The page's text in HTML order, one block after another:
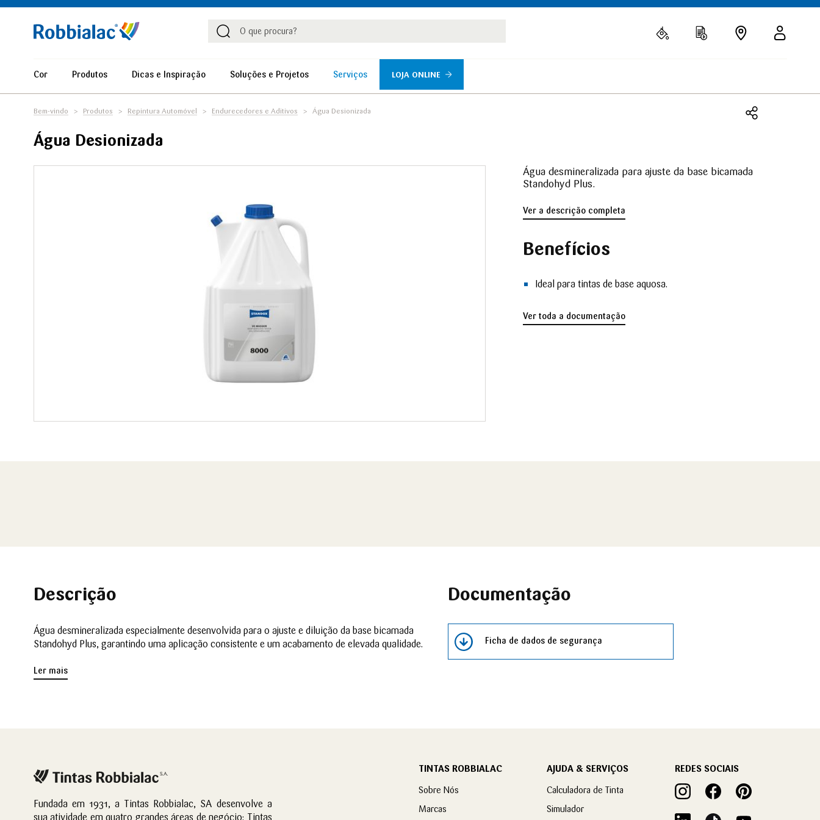
Procurar
Procurar
Cor Produtos Dicas e Inspiração Soluções e Projetos Serviços LOJA ONLINE
Bem-vindo Produtos Repintura Automóvel Endurecedores e Aditivos Água Desionizada
Água Desionizada
Água desmineralizada para ajuste da base bicamada
Standohyd Plus.
Ver a descrição completa
Benefícios
Ideal para tintas de base aquosa.
Ver toda a documentação
Descrição
Água desmineralizada especialmente desenvolvida para o ajuste e diluição da base bicamada
Standohyd Plus, garantindo uma aplicação consistente e um acabamento de elevada qualidade.
Ler mais
Documentação
Ficha de dados de segurança
Fundada em 1931, a Tintas Robbialac, SA desenvolve a
sua atividade em quatro grandes áreas de negócio: Tintas
TINTAS ROBBIALAC
Sobre Nós
Marcas
AJUDA & SERVIÇOS
Calculadora de Tinta
Simulador
REDES SOCIAIS